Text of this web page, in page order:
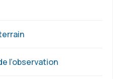
l’observation